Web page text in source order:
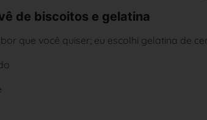
de biscoitos e gelatina
que você quiser; eu escolhi gelatina de